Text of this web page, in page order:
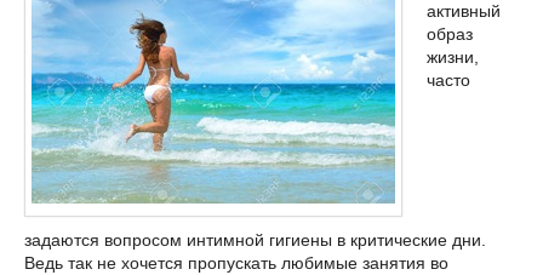
активный
образ
жизни,
часто
задаются вопросом интимной гигиены в критические дни.
Ведь так не хочется пропускать любимые занятия во